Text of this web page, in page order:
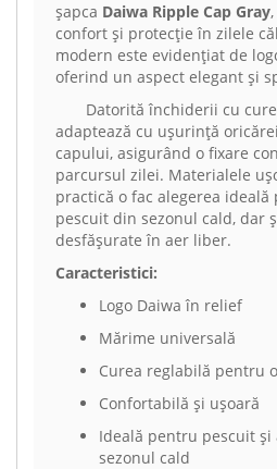
șapca Daiwa Ripple Cap Gray
confort și protecție în zilele
modern este evidențiat de
oferind un aspect elegant și
Datorită închiderii cu
adaptează cu ușurință
capului, asigurând o fixare
parcursul zilei. Materialele
practică o fac alegerea
pescuit din sezonul cald, dar
desfășurate în aer liber.
Caracteristici:
Logo Daiwa în relief
Mărime universală
Curea reglabilă pentru
Confortabilă și ușoară
Ideală pentru pescuit
sezonul cald